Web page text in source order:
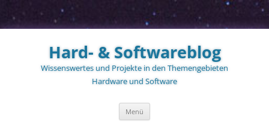
Zum
springenHard- & Softwareblog
Wissenswertes und Projekte in den Themengebieten
Hardware und Software
Menü